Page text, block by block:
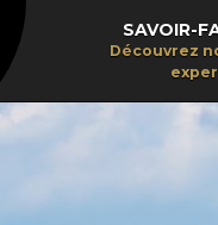
SAVOIR-
Découvrez